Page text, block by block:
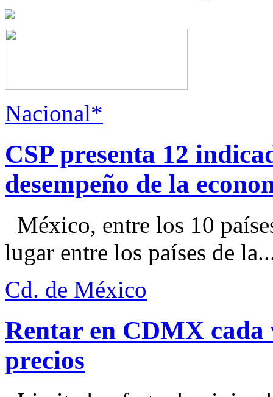
Nacional*
CSP presenta 12
desempeño de la
México, entre los 10
lugar entre los países de
Cd. de México
Rentar en CDMX cada
precios